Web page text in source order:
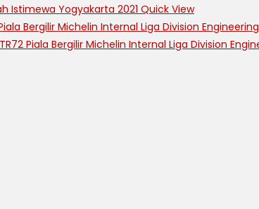
Quick View